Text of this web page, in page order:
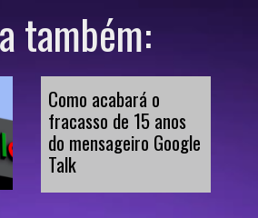
também:
Como acabará o
fracasso de 15 anos
do mensageiro Google
Talk